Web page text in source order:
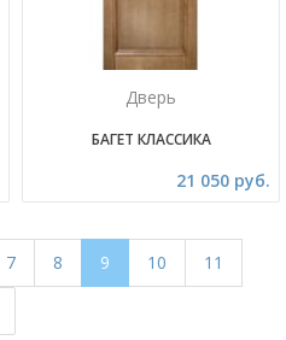
Дверь
БАГЕТ КЛАССИКА
21 050 руб.
7 8 9 10 11